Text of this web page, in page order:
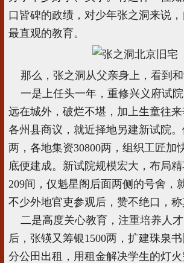
口皆碑的政绩，对少年张之洞来说，
最直观的教育。
那么，张之洞从父亲身上，看到和
一是上任头一年，重修兴义府试
远在城外，破烂不堪，加上生童往
各州县商议，就近择地另建新试院
两，各地集资30800两，组织工匠加
底便建成。新试院规模宏大，布局
209间，仅魁星阁后面两侧的号舍，
不少外地官吏参观后，赞不绝口，称
二是高度关心教育，注重培养人
后，张锳又筹银1500两，扩建珠泉
分公田出租，用租金解决学生的灯